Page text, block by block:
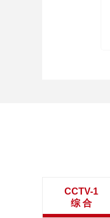
CCTV-1
综 合